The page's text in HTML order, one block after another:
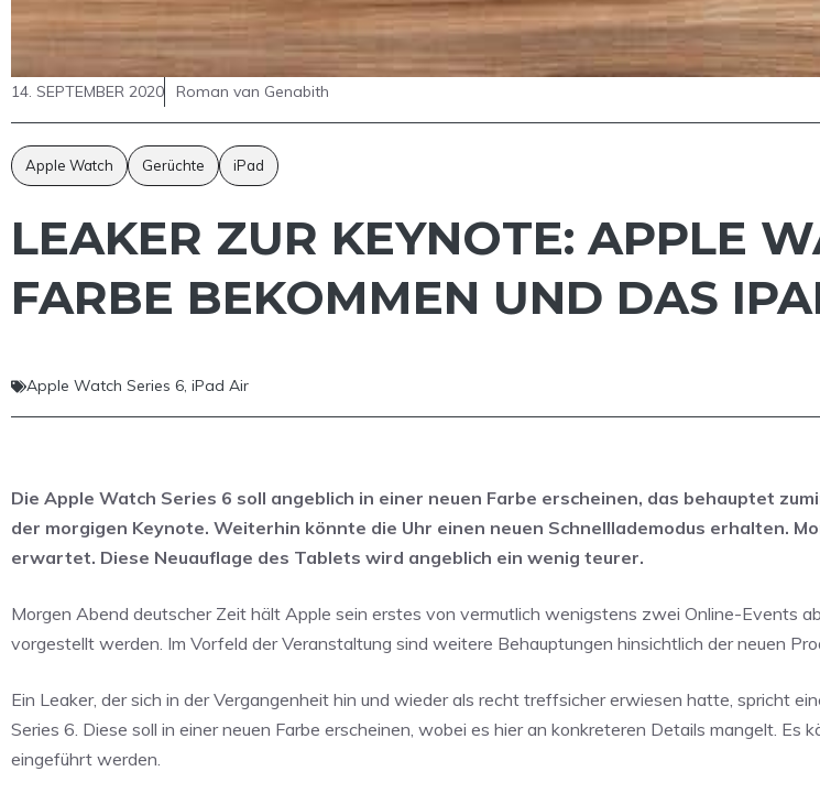
14. SEPTEMBER 2020 Roman van Genabith
Apple Watch Gerüchte iPad
LEAKER ZUR KEYNOTE: APPLE
FARBE BEKOMMEN UND DAS
Apple Watch Series 6, iPad Air
Die Apple Watch Series 6 soll angeblich in einer neuen Farbe erscheinen, das behauptet
der morgigen Keynote. Weiterhin könnte die Uhr einen neuen Schnelllademodus erhalten.
erwartet. Diese Neuauflage des Tablets wird angeblich ein wenig teurer.
Morgen Abend deutscher Zeit hält Apple sein erstes von vermutlich wenigstens zwei Online-Events
vorgestellt werden. Im Vorfeld der Veranstaltung sind weitere Behauptungen hinsichtlich der neuen
Ein Leaker, der sich in der Vergangenheit hin und wieder als recht treffsicher erwiesen hatte, spricht
Series 6. Diese soll in einer neuen Farbe erscheinen, wobei es hier an konkreteren Details mangelt. Es
eingeführt werden.